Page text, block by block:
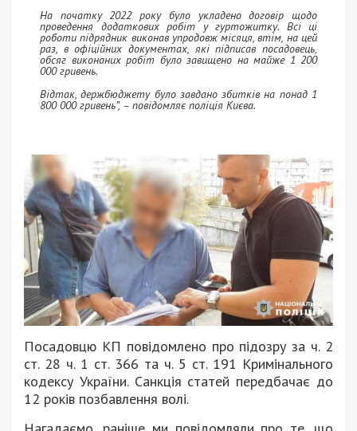
На початку 2022 року було укладено договір щодо
проведення додаткових робіт у гуртожитку. Всі ці
роботи підрядник виконав упродовж місяця, втім, на цей
раз, в офіційних документах, які підписав посадовець,
обсяг виконаних робіт було завищено на майже 1 200
000 гривень.
Відтак, держбюджету було завдано збитків на понад 1
800 000 гривень”, – повідомляє поліція Києва.
Посадовцю КП повідомлено про підозру за ч. 2
ст. 28 ч. 1 ст. 366 та ч. 5 ст. 191 Кримінального
кодексу України. Санкція статей передбачає до
12 років позбавлення волі.